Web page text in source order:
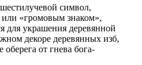
символ,
«громовым знаком»,
для украшения деревянной
декоре деревянных изб,
оберега от гнева бога-